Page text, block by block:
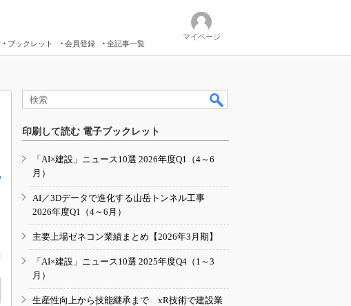
ブックレット 会員登録 全記事一覧
マイページ
印刷して読む 電子ブックレット
「AI×建設」ニュース10選 2026年度Q1（4～6
月）
AI／3Dデータで進化する山岳トンネル工事
2026年度Q1（4～6月）
主要上場ゼネコン業績まとめ【2026年3月期】
「AI×建設」ニュース10選 2025年度Q4（1～3
月）
生産性向上から技能継承まで xR技術で建設業